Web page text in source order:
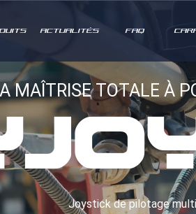
ACTUALITÉS FAQ
MAÎTRISE TOTALE À
Joystick de pilotage